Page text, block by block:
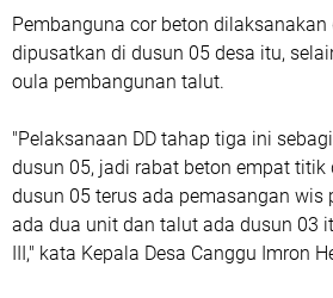
Pembanguna cor beton
dipusatkan di dusun 05 desa itu,
oula pembangunan talut.
"Pelaksanaan DD tahap tiga ini
dusun 05, jadi rabat beton empat
dusun 05 terus ada pemasangan wis
ada dua unit dan talut ada dusun 03
III," kata Kepala Desa Canggu Imron